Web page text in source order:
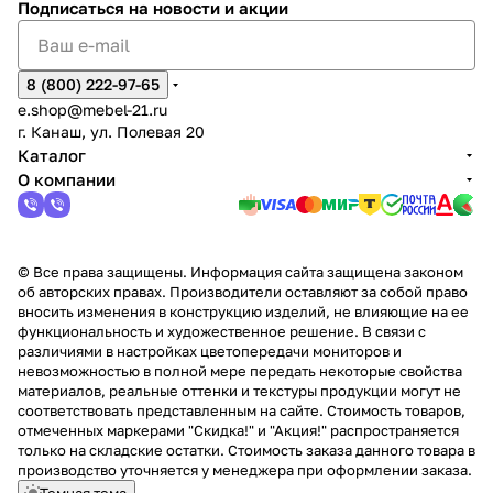
Подписаться на новости и акции
8 (800) 222-97-65
e.shop@mebel-21.ru
г. Канаш, ул. Полевая 20
Каталог
О компании
© Все права защищены. Информация сайта защищена законом
об авторских правах. Производители оставляют за собой право
вносить изменения в конструкцию изделий, не влияющие на ее
функциональность и художественное решение. В связи с
различиями в настройках цветопередачи мониторов и
невозможностью в полной мере передать некоторые свойства
материалов, реальные оттенки и текстуры продукции могут не
соответствовать представленным на сайте. Стоимость товаров,
отмеченных маркерами "Скидка!" и "Акция!" распространяется
только на складские остатки. Стоимость заказа данного товара в
производство уточняется у менеджера при оформлении заказа.